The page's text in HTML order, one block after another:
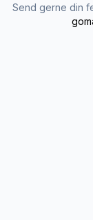
Send gerne din